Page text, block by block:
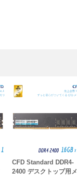
CFD Standard DDR4-
2400 デスクトップ用メ